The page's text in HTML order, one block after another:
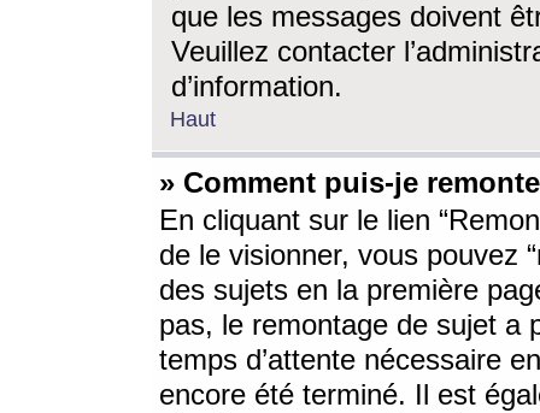
que les messages doivent
Veuillez contacter
d’information.
Haut
» Comment puis-je
En cliquant sur le lien
de le visionner, vous pouvez
des sujets en la première
pas, le remontage de sujet a
temps d’attente nécessaire
encore été terminé. Il est